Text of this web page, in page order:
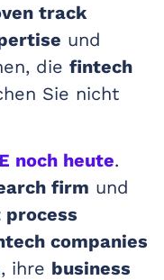
track
und
die fintech
Sie nicht
noch heute.
firm und
companies
, ihre business